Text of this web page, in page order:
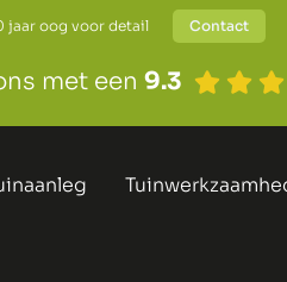
jaar oog voor detail Contact
met een 9.3